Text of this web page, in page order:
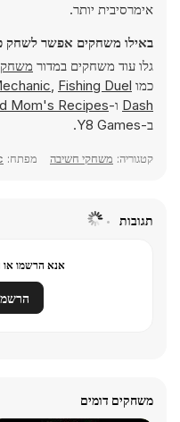
אימרסיבית יותר.
באילו משחקים אפשר לשחק
גלו עוד משחקים במדור
כמו
, Fishing Duel
Dash ו-Mom's Recipes
ב-Y8 Games.
קטגוריה: משחקי חשיבה מפתח:
תגובות
אנא הרשמו או
משחקים דומים